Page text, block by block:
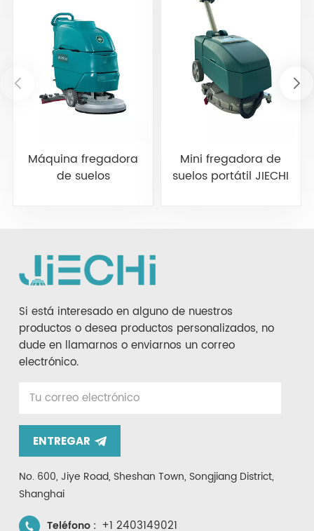
Máquina fregadora
de suelos
Mini fregadora de
suelos portátil JIECHI
Si está interesado en alguno de nuestros
productos o desea productos personalizados, no
dude en llamarnos o enviarnos un correo
electrónico.
ENTREGAR
No. 600, Jiye Road, Sheshan Town, Songjiang District,
Shanghai
Teléfono : +1 2403149021